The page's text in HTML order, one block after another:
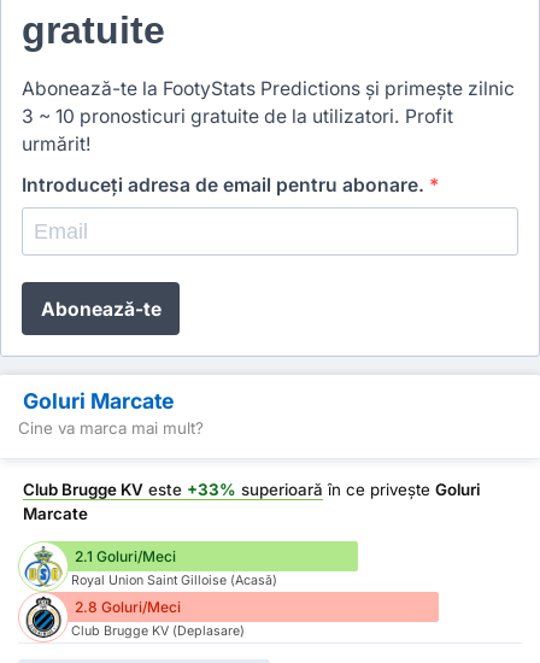
gratuite
Abonează-te la FootyStats Predictions și primește zilnic
3 ~ 10 pronosticuri gratuite de la utilizatori. Profit
urmărit!
Introduceți adresa de email pentru abonare. *
Abonează-te
Goluri Marcate
Cine va marca mai mult?
Club Brugge KV este +33% superioară în ce privește Goluri
Marcate
2.1 Goluri/Meci
Royal Union Saint Gilloise (Acasă)
2.8 Goluri/Meci
Club Brugge KV (Deplasare)